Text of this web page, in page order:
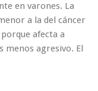
en varones. La
a la del cáncer
afecta a
menos agresivo. El